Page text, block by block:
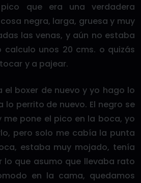
que era una verdadera
negra, larga, gruesa y muy
las venas, y aún no estaba
unos 20 cms. o quizás
y a pajear.
el boxer de nuevo y yo hago lo
lo perrito de nuevo. El negro se
pone el pico en la boca, yo
pero solo me cabía la punta
estaba muy mojado, tenía
lo que asumo que llevaba rato
en la cama, quedamos